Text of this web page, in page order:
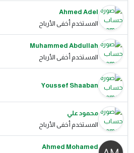
Ahmed Adel
المستخدم أخفى الأرباح
Muhammed Abdullah
المستخدم أخفى الأرباح
Youssef Shaaban
محمود علي
المستخدم أخفى الأرباح
Ahmed Mohamed